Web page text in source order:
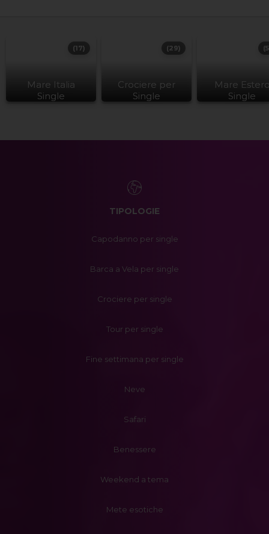
Mare Italia
Single
(17)
Crociere per
Single
(29)
Mare
Single
TIPOLOGIE
Capodanno per single
Barca a Vela per single
Crociere per single
Tour per single
Fine settimana per single
Neve
Safari
Benessere
Weekend a tema
Mete esotiche